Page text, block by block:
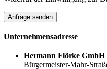
Anfrage senden
Unternehmensadresse
Hermann Flörke GmbH
Bürgermeister-Mahr-